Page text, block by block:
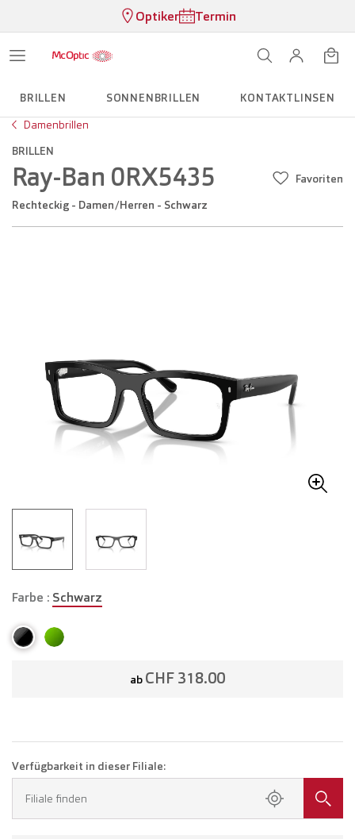
Optiker Termin
BRILLEN SONNENBRILLEN
KONTAKTLINSEN
Damenbrillen
BRILLEN
Ray-Ban 0RX5435
Rechteckig - Damen/Herren - Schwarz
Favoriten
Farbe : Schwarz
ab CHF 318.00
Verfügbarkeit in dieser Filiale:
Filiale finden